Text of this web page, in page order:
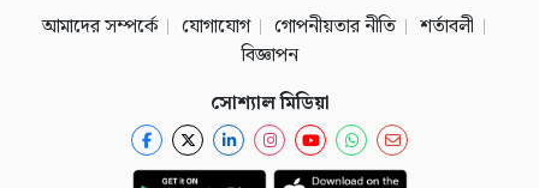
আমাদের সম্পর্কে
যোগাযোগ গোপনীয়তার নীতি
শর্তাবলী
বিজ্ঞাপন
সোশ্যাল মিডিয়া